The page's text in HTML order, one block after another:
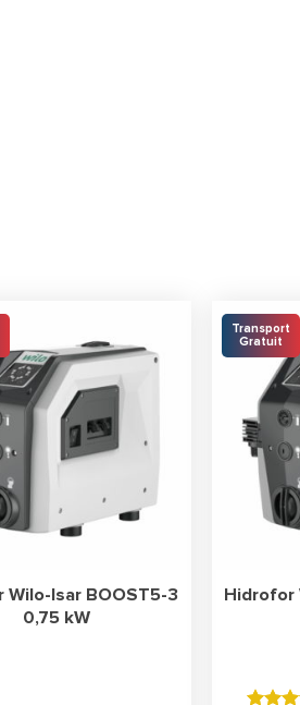
Wilo-Isar BOOST5-3
0,75 kW
Transport
Gratuit
Hidrofor